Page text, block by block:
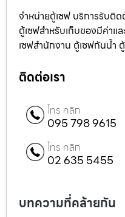
จำหน่ายตู้เซฟ บริการรับติ
ตู้เซฟสำหรับเก็บของมีค่าแ
เซฟสำนักงาน ตู้เซฟกันน้ำ
ติดต่อเรา
โทร คลิก
095 798 9615
โทร คลิก
02 635 5455
บทความที่คล้ายกัน